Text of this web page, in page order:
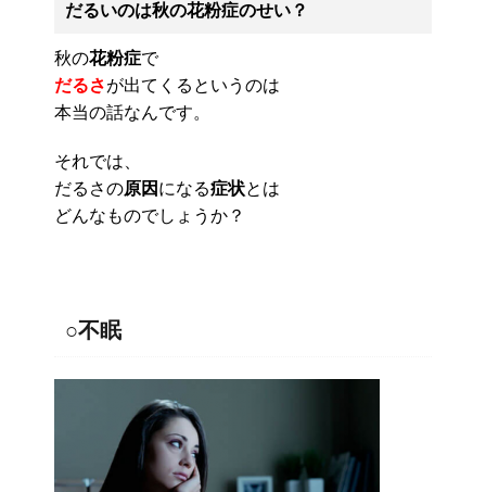
だるいのは秋の花粉症のせい？
秋の花粉症で
だるさが出てくるというのは
本当の話なんです。
それでは、
だるさの原因 になる症状とは
どんなものでしょうか？
○不眠